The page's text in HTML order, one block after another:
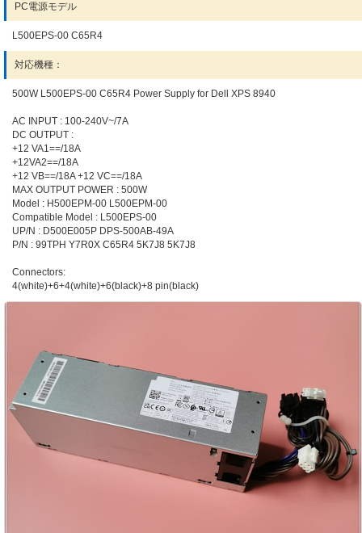
PC電源モデル
L500EPS-00 C65R4
対応機種：
500W L500EPS-00 C65R4 Power Supply for Dell XPS 8940
AC INPUT : 100-240V~/7A
DC OUTPUT :
+12 VA1==/18A
+12VA2==/18A
+12 VB==/18A +12 VC==/18A
MAX OUTPUT POWER : 500W
Model : H500EPM-00 L500EPM-00
Compatible Model : L500EPS-00
UP/N : D500E005P DPS-500AB-49A
P/N : 99TPH Y7R0X C65R4 5K7J8 5K7J8
Connectors:
4(white)+6+4(white)+6(black)+8 pin(black)